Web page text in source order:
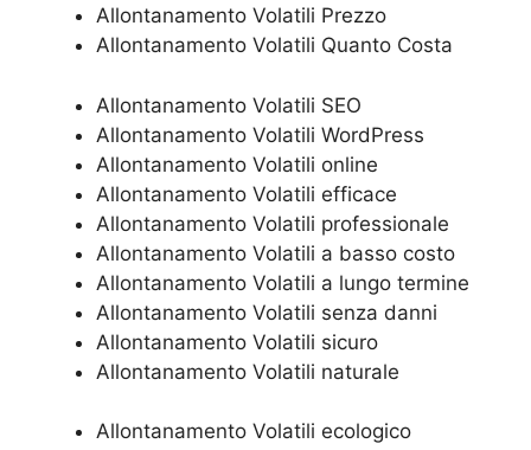
Allontanamento Volatili Prezzo
Allontanamento Volatili Quanto Costa
Allontanamento Volatili SEO
Allontanamento Volatili WordPress
Allontanamento Volatili online
Allontanamento Volatili efficace
Allontanamento Volatili professionale
Allontanamento Volatili a basso costo
Allontanamento Volatili a lungo termine
Allontanamento Volatili senza danni
Allontanamento Volatili sicuro
Allontanamento Volatili naturale
Allontanamento Volatili ecologico